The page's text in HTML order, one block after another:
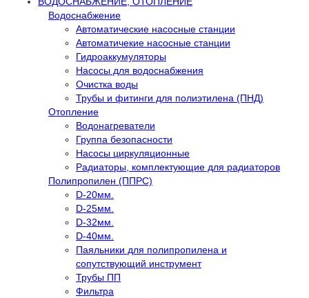
Водоснабжение
Автоматичеcкие насосные станции
Автоматичекие насосные станции
Гидроаккумуляторы
Насосы для водоснабжения
Очистка воды
Трубы и фитинги для полиэтилена (ПНД)
Отопление
Водонагреватели
Группа безопасности
Насосы циркуляционные
Радиаторы, комплектующие для радиаторов
Полипропилен (ППРС)
D-20мм.
D-25мм.
D-32мм.
D-40мм.
Паяльники для полипропилена и
сопутствующий инструмент
Трубы ПП
Фильтра